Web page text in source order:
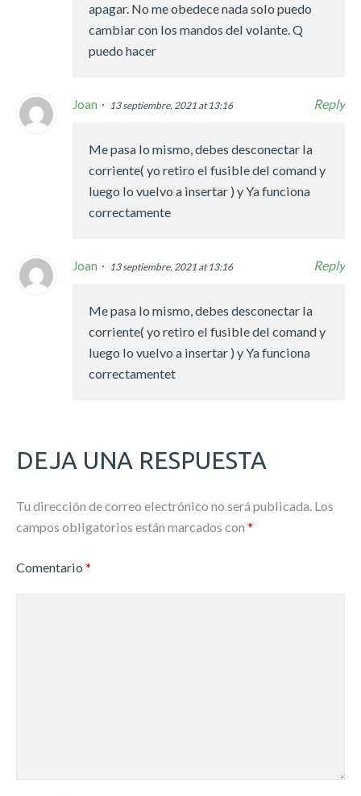
apagar. No me obedece nada solo puedo
cambiar con los mandos del volante. Q
puedo hacer
Joan 13 septiembre, 2021 at 13:16 Reply
Me pasa lo mismo, debes desconectar la
corriente( yo retiro el fusible del comand y
luego lo vuelvo a insertar ) y Ya funciona
correctamente
Joan 13 septiembre, 2021 at 13:16 Reply
Me pasa lo mismo, debes desconectar la
corriente( yo retiro el fusible del comand y
luego lo vuelvo a insertar ) y Ya funciona
correctamentet
DEJA UNA RESPUESTA
Tu dirección de correo electrónico no será publicada. Los
campos obligatorios están marcados con *
Comentario *